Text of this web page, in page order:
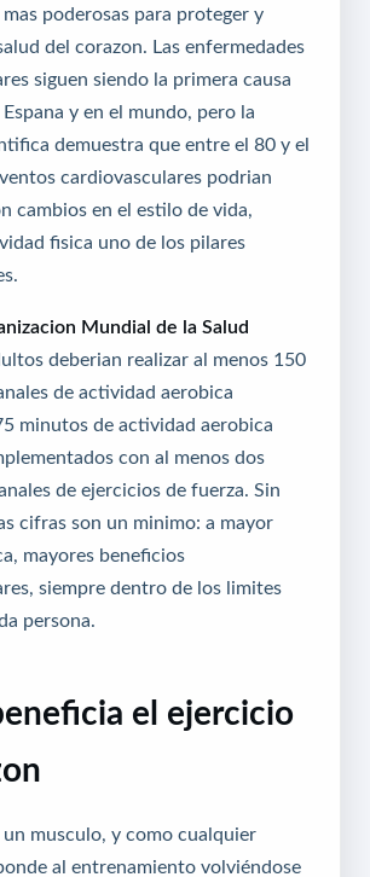
poderosas para proteger y
del corazon. Las enfermedades
siguen siendo la primera causa
y en el mundo, pero la
demuestra que entre el 80 y el
cardiovasculares podrian
cambios en el estilo de vida,
fisica uno de los pilares
Mundial de la Salud
deberian realizar al menos 150
de actividad aerobica
minutos de actividad aerobica
con al menos dos
de ejercicios de fuerza. Sin
cifras son un minimo: a mayor
mayores beneficios
siempre dentro de los limites
persona.
el ejercicio
un musculo, y como cualquier
al entrenamiento volviéndose